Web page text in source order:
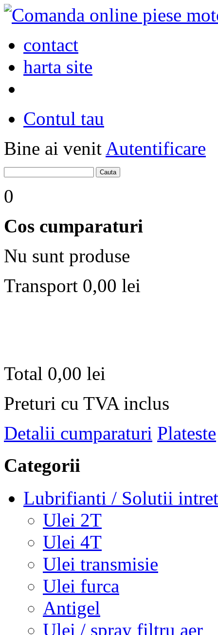
contact
harta site
Contul tau
Bine ai venit Autentificare
0
Cos cumparaturi
Nu sunt produse
Transport 0,00 lei
Total 0,00 lei
Preturi cu TVA inclus
Detalii cumparaturi Plateste
Categorii
Lubrifianti / Solutii
Ulei 2T
Ulei 4T
Ulei transmisie
Ulei furca
Antigel
Ulei / spray filtru aer